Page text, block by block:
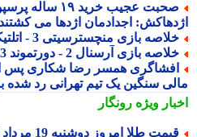
صحبت عجیب خرید ۱۹
اجدادمان اژدها می کشتند!
بازی منچسترسیتی 3 - اتلتیکومادرید 1 | دوستانه باشگاهی
بازی آرسنال 2 - دورتموند 3 | دوستانه باشگاهی
همسر رضا شکاری پس از
سنگین یک تیم تهرانی رد شده بود!
ویژهرونگار
طلا امروز دوشنبه 19 مرداد 1405